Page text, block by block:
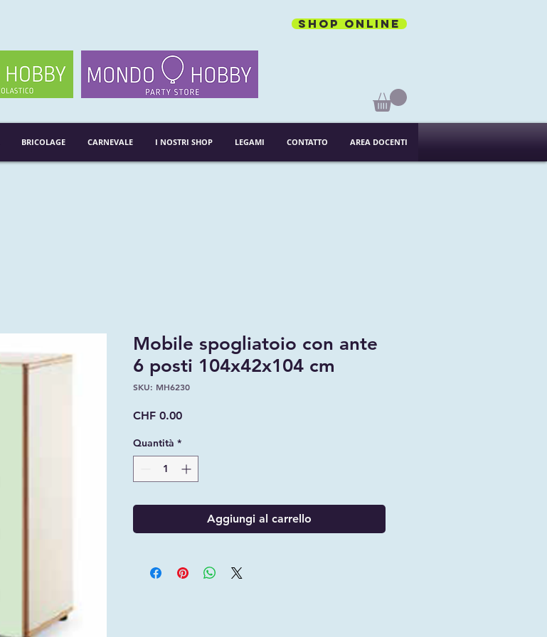
Shop online
BRICOLAGE CARNEVALE I NOSTRI SHOP LEGAMI CONTATTO AREA DOCENTI
Mobile spogliatoio con ante
6 posti 104x42x104 cm
SKU: MH6230
CHF 0.00Prezzo
Quantità *
Aggiungi al carrello